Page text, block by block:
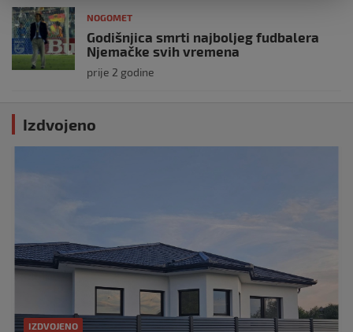
NOGOMET
Godišnjica smrti najboljeg fudbalera
Njemačke svih vremena
prije 2 godine
Izdvojeno
IZDVOJENO